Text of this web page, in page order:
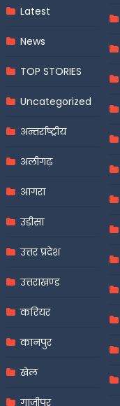
Latest
News
TOP STORIES
Uncategorized
अन्तर्राष्ट्रीय
अलीगढ़
आगरा
उड़ीसा
उत्तर प्रदेश
उत्तराखण्ड
करियर
कानपुर
खेल
गाजीपुर